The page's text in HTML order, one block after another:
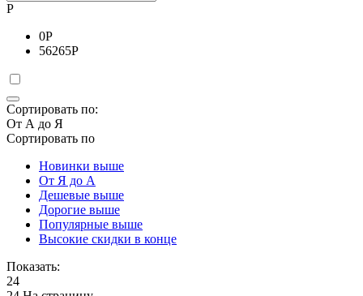
Р
0Р
56265Р
Сортировать по:
От А до Я
Сортировать по
Новинки выше
От Я до А
Дешевые выше
Дорогие выше
Популярные выше
Высокие скидки в конце
Показать:
24